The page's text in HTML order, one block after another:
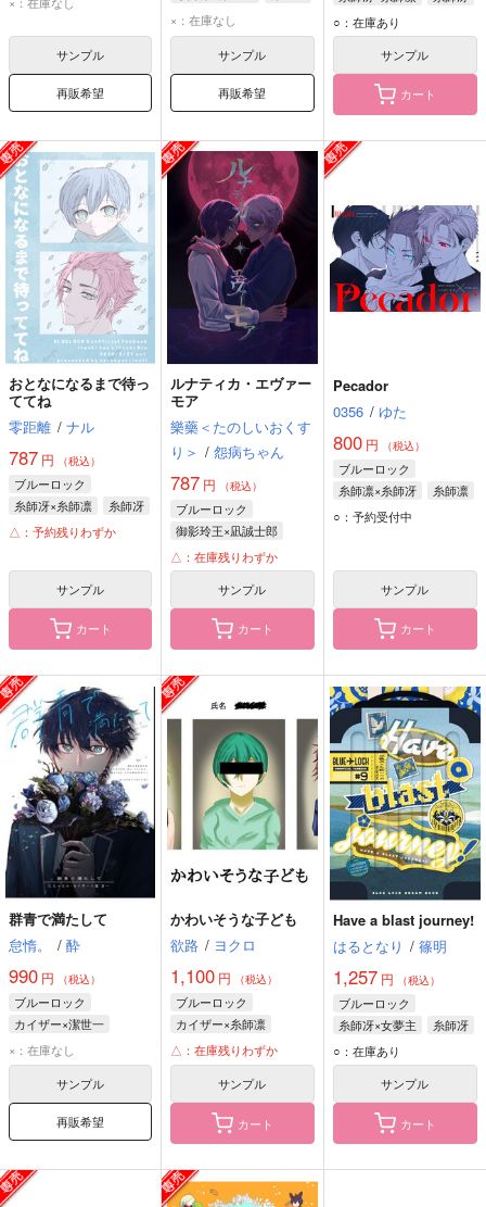
サンプル
再販希望
糸師凛
×：在庫なし
サンプル
再販希望
糸師凛
○：在庫あり
サンプル
カート
おとなになるまで待っ
ててね
零距離 / ナル
787 円 （税込）
ブルーロック
糸師冴×糸師凛
糸師冴
糸師凛
△：予約残りわずか
サンプル
カート
ルナティカ・エヴァー
モア
樂藥＜たのしいおくす
り＞ / 怨病ちゃん
787 円 （税込）
ブルーロック
御影玲王×凪誠士郎
御影玲王
凪誠士郎
△：在庫残りわずか
サンプル
カート
Pecador
0356 / ゆた
800円 （税込）
ブルーロック
糸師凛×糸師冴
糸師凛
糸師冴
○：予約受付中
サンプル
カート
群青で満たして
怠惰。
/ 酔
990 円 （税込）
ブルーロック
カイザー×潔世一
潔世一
ミヒャエル・カイザー
×：在庫なし
サンプル
再販希望
かわいそうな子ども
欲路 / ヨクロ
1,100 円 （税込）
ブルーロック
カイザー×糸師凛
糸師凛
ミヒャエル・カイザー
△：在庫残りわずか
サンプル
カート
Have a blast journey!
はるとなり / 篠明
1,257円 （税込）
ブルーロック
糸師冴×女夢主
糸師冴
○：在庫あり
サンプル
カート